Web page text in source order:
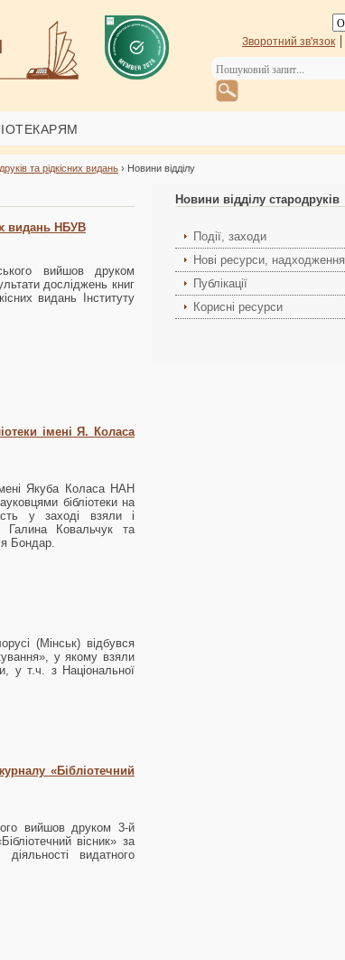
Зворотний зв'язок
та рідкісних видань › Новини відділу
видань НБУВ
вийшов друком
досліджень книг
видань Інституту
імені Я. Коласа
Якуба Коласа НАН
бібліотеки на
у заході взяли і
Галина Ковальчук та
Бондар.
(Мінськ) відбувся
у якому взяли
у т.ч. з Національної
«Бібліотечний
вийшов друком 3-й
вісник» за
видатного
Новини відділу стародруків
Події, заходи
Нові ресурси, надходження
Публікації
Корисні ресурси